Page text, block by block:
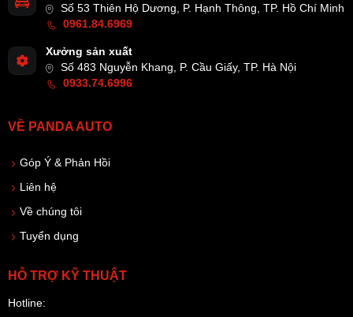
Số 53 Thiên Hộ Dương, P. Hạnh Thông, TP. Hồ Chí Minh
0961.84.6969
Xưởng sản xuất
Số 483 Nguyễn Khang, P. Cầu Giấy, TP. Hà Nội
0933.74.6996
VỀ PANDA AUTO
Góp Ý & Phản Hồi
Liên hệ
Về chúng tôi
Tuyển dụng
HỖ TRỢ KỸ THUẬT
Hotline: